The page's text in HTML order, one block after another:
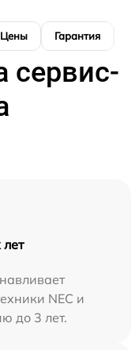
Цены Гарантия
сервис-
NEC и
до 3 лет.